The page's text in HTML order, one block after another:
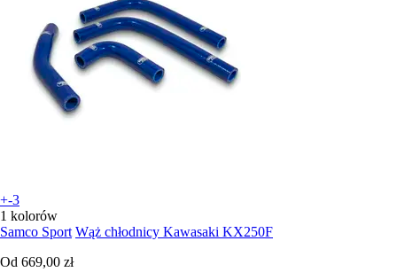
+-3
1 kolorów
Samco Sport Wąż chłodnicy Kawasaki KX250F
Od 669,00 zł